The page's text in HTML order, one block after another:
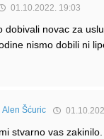
01.10.2022. 19:03
dobivali novac za
nismo dobili ni
Alen Šćuric
stvarno vas zakinilo.